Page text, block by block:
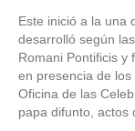
Este inició a la una
desarrolló según
Romani Pontificis y
en presencia de
Oficina de las
papa difunto, actos